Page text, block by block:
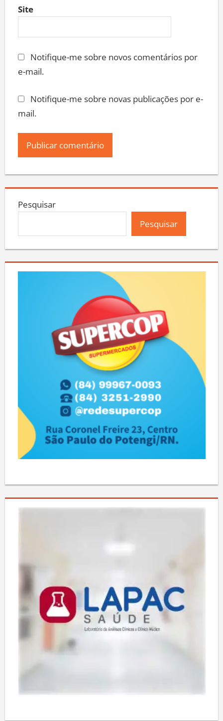
Site
Notifique-me sobre novos comentários por
e-mail.
Notifique-me sobre novas publicações por e-
mail.
Pesquisar
Pesquisar